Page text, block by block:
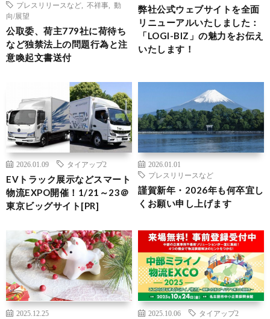
プレスリリースなど
不祥事
動
向/展望
公取委、荷主779社に荷待ち
など独禁法上の問題行為と注
意喚起文書送付
弊社公式ウェブサイトを全面
リニューアルいたしました：
「LOGI-BIZ」の魅力をお伝え
いたします！
2026.01.09 タイアップ2
EVトラック展示などスマート
物流EXPO開催！1/21～23＠
東京ビッグサイト[PR]
2026.01.01
プレスリリースなど
謹賀新年・2026年も何卒宜し
くお願い申し上げます
2025.12.25
2025.10.06 タイアップ2